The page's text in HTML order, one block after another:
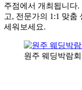
주점에서 개최됩니다
고, 전문가의 1:1 맞춤
세워보세요.
원주 웨딩박람